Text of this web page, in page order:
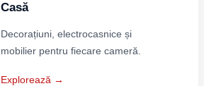
Casă
Decorațiuni, electrocasnice și
mobilier pentru fiecare cameră.
Explorează →